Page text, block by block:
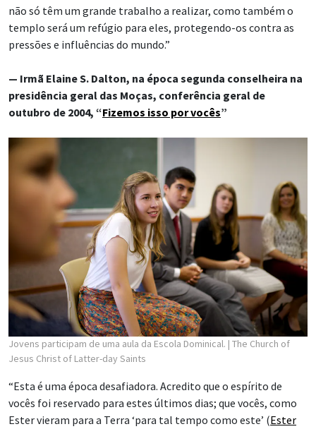
não só têm um grande trabalho a realizar, como também o
templo será um refúgio para eles, protegendo-os contra as
pressões e influências do mundo.”
— Irmã Elaine S. Dalton, na época segunda conselheira na
presidência geral das Moças, conferência geral de
outubro de 2004, “Fizemos isso por vocês”
Jovens participam de uma aula da Escola Dominical. | The Church of
Jesus Christ of Latter-day Saints
“Esta é uma época desafiadora. Acredito que o espírito de
vocês foi reservado para estes últimos dias; que vocês, como
Ester vieram para a Terra ‘para tal tempo como este’ (Ester